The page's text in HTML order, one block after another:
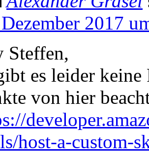
2017
Steffen,
es leider
von hier
host-a-custom-